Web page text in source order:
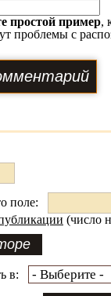
простой пример,
проблемы с
поле:
(число
в: